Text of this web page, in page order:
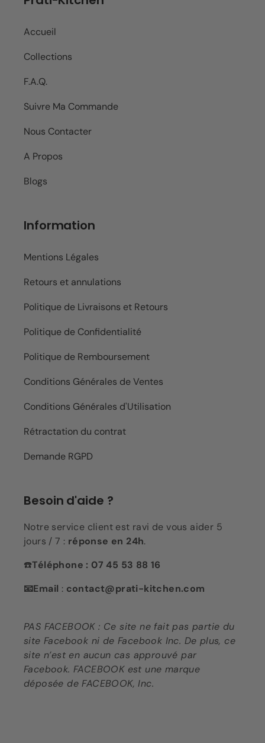
Accueil
Collections
F.A.Q.
Suivre Ma Commande
Nous Contacter
A Propos
Blogs
Information
Mentions Légales
Retours et annulations
Politique de Livraisons et Retours
Politique de Confidentialité
Politique de Remboursement
Conditions Générales de Ventes
Conditions Générales d'Utilisation
Rétractation du contrat
Demande RGPD
Besoin d'aide ?
Notre service client est ravi de vous aider 5
jours / 7 : réponse en 24h.
☎️Téléphone : 07 45 53 88 16
📧Email : contact@prati-kitchen.com
PAS FACEBOOK : Ce site ne fait pas partie du
site Facebook ni de Facebook Inc. De plus, ce
site n’est en aucun cas approuvé par
Facebook. FACEBOOK est une marque
déposée de FACEBOOK, Inc.